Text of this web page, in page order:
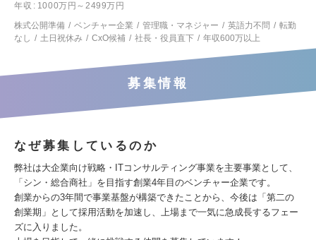
年収
1000万円～2499万円
株式公開準備
ベンチャー企業 管理職・マネジャー 英語力不問
転勤
なし
土日祝休み CxO候補 社長・役員直下 年収600万以上
募集情報
なぜ募集しているのか
弊社は大企業向け戦略・ITコンサルティング事業を主要事業として、
「シン・総合商社」を目指す創業4年目のベンチャー企業です。
創業からの3年間で事業基盤が構築できたことから、今後は「第二の
創業期」として採用活動を加速し、上場まで一気に急成長するフェー
ズに入りました。